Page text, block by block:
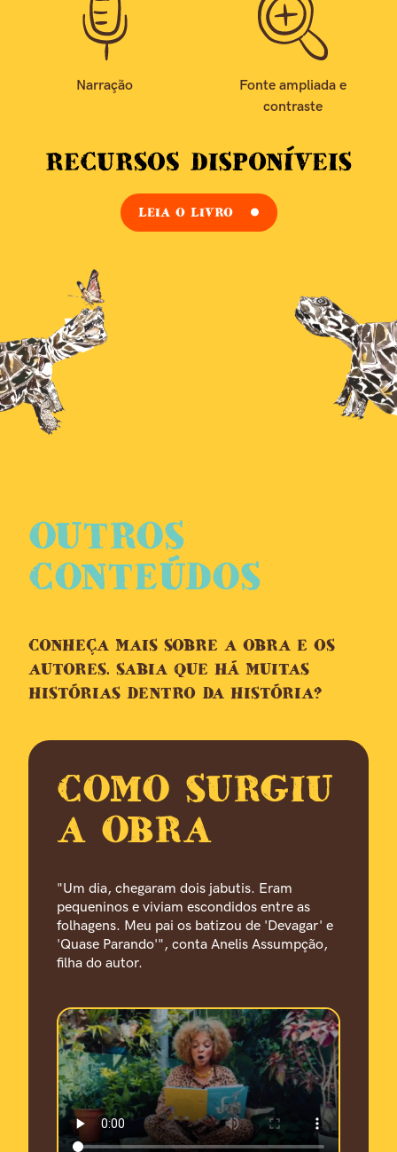
Narração
Fonte ampliada e
contraste
LEIA O LIVRO
OUTROS
CONTEÚDOS
CONHEÇA MAIS SOBRE A OBRA E OS
AUTORES. SABIA QUE HÁ MUITAS
HISTÓRIAS DENTRO DA HISTÓRIA?
COMO SURGIU
A OBRA
"Um dia, chegaram dois jabutis. Eram
pequeninos e viviam escondidos entre as
folhagens. Meu pai os batizou de 'Devagar' e
'Quase Parando'", conta Anelis Assumpção,
filha do autor.